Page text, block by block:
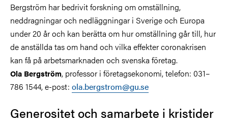
Bergström har bedrivit forskning om omställning,
neddragningar och nedläggningar i Sverige och Europa
under 20 år och kan berätta om hur omställning går till, hur
de anställda tas om hand och vilka effekter coronakrisen
kan få på arbetsmarknaden och svenska företag.
Ola Bergström, professor i företagsekonomi, telefon: 031–
786 1544, e-post: ola.bergstrom@gu.se
Generositet och samarbete i kristider